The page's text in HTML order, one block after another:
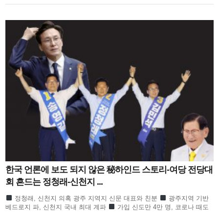
한국 언론에 보도 되지 않은 秘하인드 스토리-여당 전당대
회 흔드는 정청래-신천지 ...
정청래, 신천지 의혹 광주 지역지 신문 대표와 친분
광주지역 기반
베드로지 파, 신천지 국내 최대 계파
가입 신도만 4만 명, 코로나 때도